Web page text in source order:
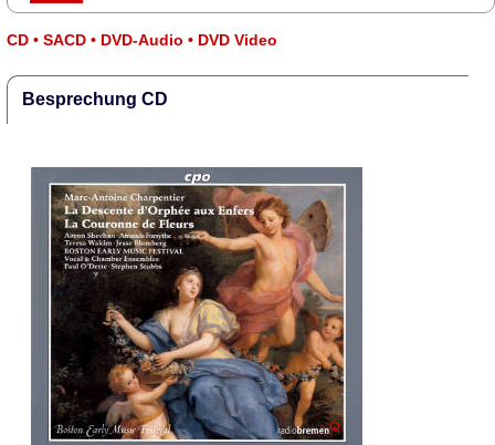
CD • SACD • DVD-Audio • DVD Video
Besprechung CD